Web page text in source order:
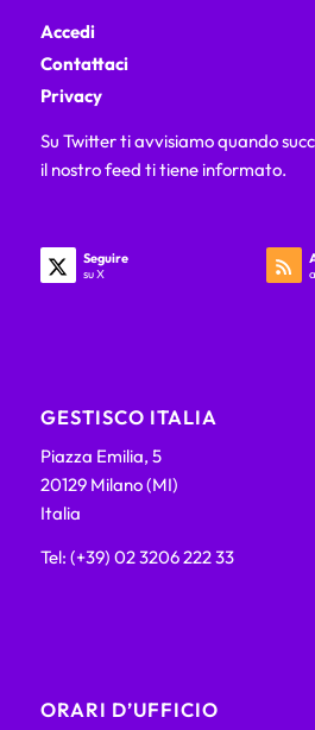
Accedi
Contattaci
Privacy
Su Twitter ti avvisiamo quando
il nostro feed ti tiene informato.
Seguire
su X
GESTISCO ITALIA
Piazza Emilia, 5
20129 Milano (MI)
Italia
Tel: (+39) 02 3206 222 33
ORARI D’UFFICIO